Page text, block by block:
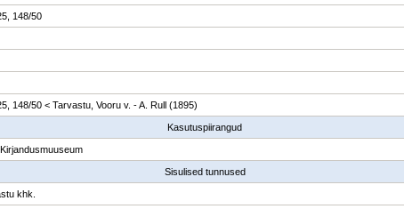
148/50
148/50 < Tarvastu, Vooru v. - A. Rull (1895)
Kasutuspiirangud
Sisulised tunnused
khk.